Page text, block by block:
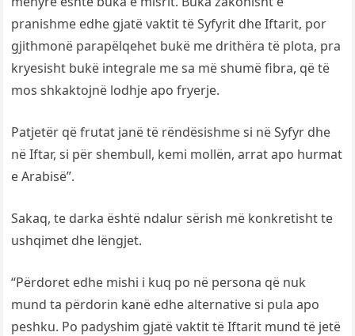
pranishme edhe gjatë vaktit të Syfyrit dhe Iftarit, por
gjithmonë parapëlqehet bukë me drithëra të plota, pra
kryesisht bukë integrale me sa më shumë fibra, që të
mos shkaktojnë lodhje apo fryerje.
Patjetër që frutat janë të rëndësishme si në Syfyr dhe
në Iftar, si për shembull, kemi mollën, arrat apo hurmat
e Arabisë”.
Sakaq, te darka është ndalur sërish më konkretisht te
ushqimet dhe lëngjet.
“Përdoret edhe mishi i kuq po në persona që nuk
mund ta përdorin kanë edhe alternative si pula apo
peshku. Po padyshim gjatë vaktit të Iftarit mund të jetë